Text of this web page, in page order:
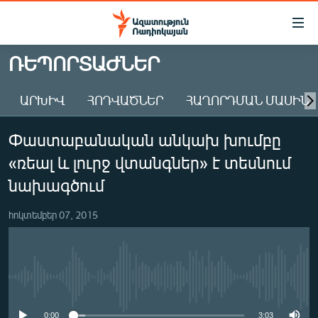
Մատչելիության
Անցնել
հիմնական
Անցնել
հիմնական
մենյուին
Որոնում
ԱԶԱՏՈՒԹՅՈՒՆ TV
ՀԱՅԱՍՏԱՆ
ԸՆՏՐՈՒԹՅՈՒՆՆԵՐ 2026
ԻՐԱՎՈՒՆՔ
ՏՆՏԵՍՈՒԹՅՈՒՆ
ՌԵՊՈՐՏԱԺՆԵՐ
ԱՐԽԻՎ ՀՈԴՎԱԾՆԵՐ ՀԱՂՈՐԴՄԱՆ ՄԱՍԻՆ
Փաստաբանական անկախ խումբը
«ռեալ և լուրջ վտանգներ» է տեսնում
նախագծում
հոկտեմբեր 07, 2015
0:00 3:03